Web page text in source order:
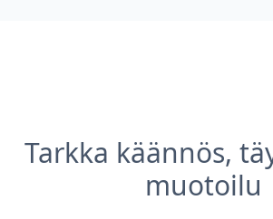
Tarkka käännös,
muotoilu